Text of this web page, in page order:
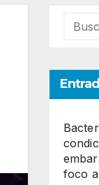
foco